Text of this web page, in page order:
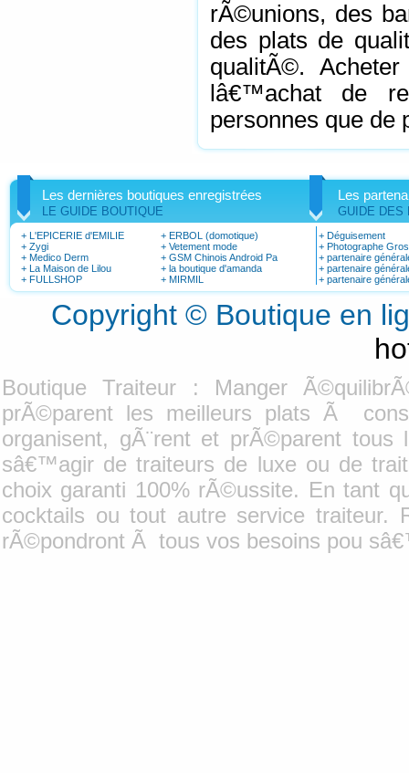
rÃ©unions, des
des plats de
qualitÃ©.
lâ€™achat de
personnes que de
Les dernières boutiques enregistrées
LE GUIDE BOUTIQUE
Les
GUIDE DES
+ L'EPICERIE d'EMILIE
+ Zygi
+ Medico Derm
+ La Maison de Lilou
+ FULLSHOP
+ ERBOL (domotique)
+ Vetement mode
+ GSM Chinois Android Pa
+ la boutique d'amanda
+ MIRMIL
+ Déguisement
+ Photographe
+ partenaire
+ partenaire
+ partenaire
Copyright © Boutique en
Boutique Traiteur : Manger
prÃ©parent les meilleurs plats Ã
organisent, gÃ¨rent et prÃ©parent
sâ€™agir de traiteurs de luxe ou de
choix garanti 100% rÃ©ussite. En tant
cocktails ou tout autre service traiteur.
rÃ©pondront Ã tous vos besoins pou